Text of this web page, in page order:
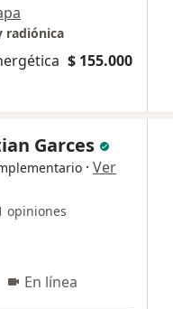
radiónica
$ 155.000
Garces
· Ver
opiniones
En línea